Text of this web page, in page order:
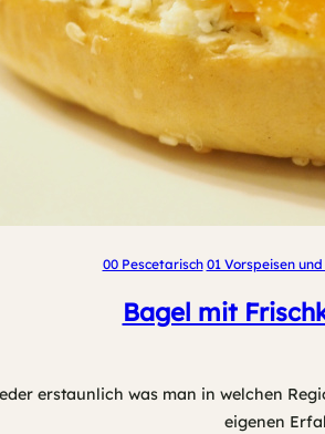
00 Pescetarisch 01 Vorspeisen
Bagel mit
erstaunlich was man in welchen
eigenen